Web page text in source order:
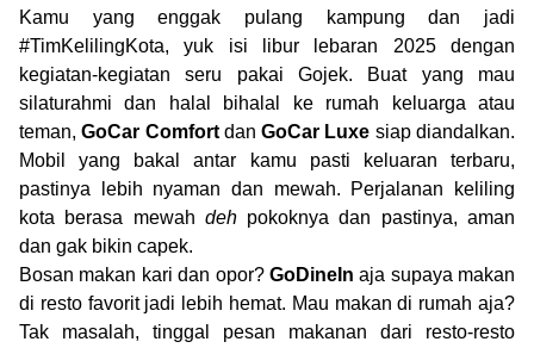
Kamu yang enggak pulang kampung dan jadi
#TimKelilingKota, yuk isi libur lebaran 2025 dengan
kegiatan-kegiatan seru pakai Gojek. Buat yang mau
silaturahmi dan halal bihalal ke rumah keluarga atau
teman,GoCar Comfort dan GoCar Luxe siap diandalkan.
Mobil yang bakal antar kamu pasti keluaran terbaru,
pastinya lebih nyaman dan mewah. Perjalanan keliling
kota berasa mewah deh pokoknya dan pastinya, aman
dan gak bikin capek.
Bosan makan kari dan opor? GoDineIn aja supaya makan
di resto favorit jadi lebih hemat. Mau makan di rumah aja?
Tak masalah, tinggal pesan makanan dari resto-resto